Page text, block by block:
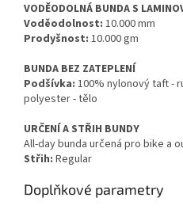
VODĚODOLNÁ BUNDA S
Voděodolnost: 10.000 mm
Prodyšnost: 10.000 gm
BUNDA BEZ ZATEPLENÍ
Podšívka: 100% nylonový taft -
polyester - tělo
URČENÍ A STŘIH BUNDY
All-day bunda určená pro bike a
Střih: Regular
Doplňkové parametry